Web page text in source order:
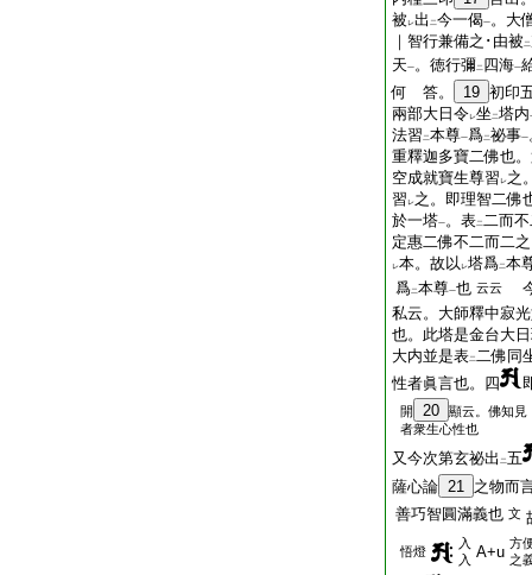
被 レ出 二今一偈一。大
｜智行兼備之･由被 二
天一。徳行彌 二 四海一
何 答。
19 初印
兩部大日令レ坐 二塔内
法習 二本尊一爲二祕事一
重釋迦多寶二佛也
空成就寶生尊習 レ之
習 レ之。即理智二佛
於一塔一。表二二而
定惠二佛不二而二
レ本。故以 レ塔爲二本
爲二本尊一也 云云
私云。大師釋中寂
也。此塔是金台大
大内並是表二二佛同
性者眞言也。四
開 20
顯云。佛知見
者衆生心性也
又今次第玄祕出 二五
薩心論 21 之物而
善巧智圓滿義也 文
悟燈
入
入 A+u 方
之